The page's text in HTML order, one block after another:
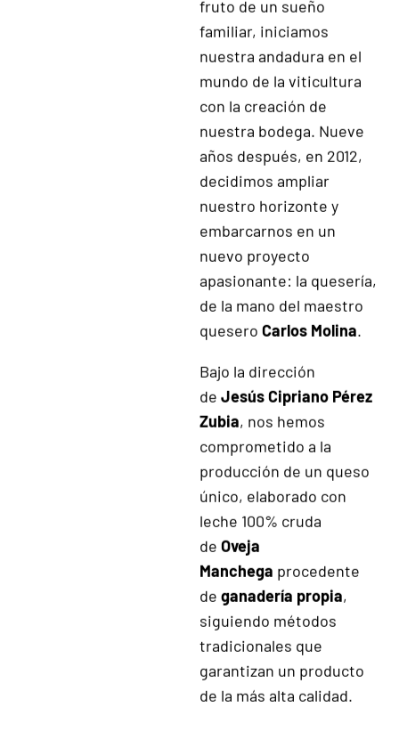
Quienes
Somos
EnViñedos y Bodegas
Pérez Arquero, nuestra
historia se remonta al
año 2003, cuando, como
fruto de un sueño
familiar, iniciamos
nuestra andadura en el
mundo de la viticultura
con la creación de
nuestra bodega. Nueve
años después, en 2012,
decidimos ampliar
nuestro horizonte y
embarcarnos en un
nuevo proyecto
apasionante: la quesería,
de la mano del maestro
queseroCarlos Molina
Bajo la dirección
deJesús Cipriano Pérez
Zubia, nos hemos
comprometido a la